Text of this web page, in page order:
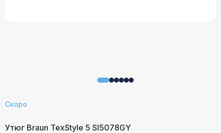
Скоро
Утюг Braun TexStyle 5 SI5078GY